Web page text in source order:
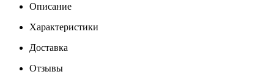
Описание
Характеристики
Доставка
Отзывы